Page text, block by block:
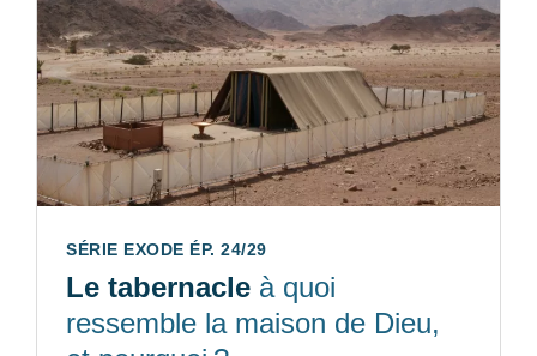
SÉRIE EXODE ÉP. 24/29
Le tabernacle à quoi
ressemble la maison de Dieu,